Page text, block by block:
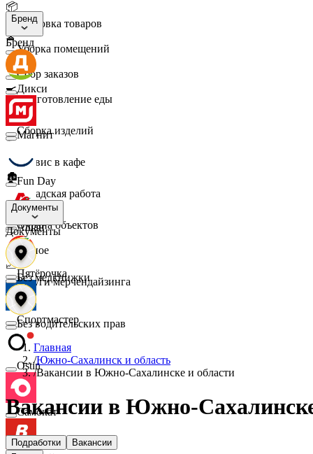
📦
Упаковка товаров
🧹
Уборка помещений
🛒
Сбор заказов
🍳
Приготовление еды
🛠️
Сборка изделий
☕
Сервис в кафе
🏚️
Складская работа
🛡️
Охрана объектов
🔎
Разное
📈
Услуги мерчендайзинга
Бренд
Бренд
Дикси
Магнит
Fun Day
Ашан
Пятёрочка
Спортмастер
Ostin
Самокат
Документы
Документы
Без медкнижки
Без водительских прав
Главная
/Южно-Сахалинск и область
/Вакансии в Южно-Сахалинске и области
Вакансии в Южно-
Подработки
Вакансии